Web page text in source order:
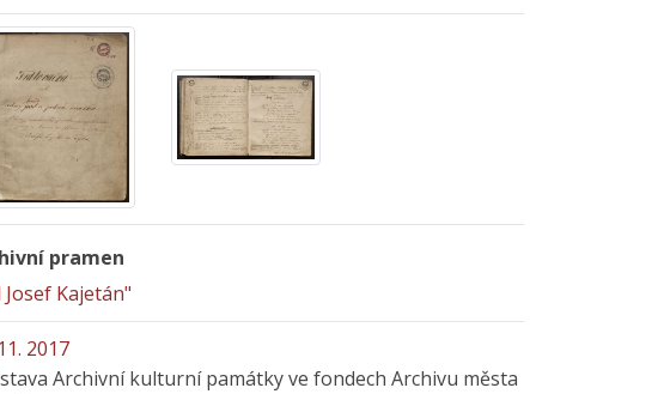
pramen
Josef Kajetán"
2017
Archivní kulturní památky ve fondech Archivu města